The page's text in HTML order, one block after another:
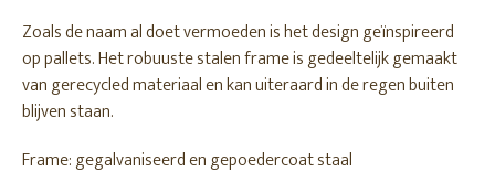
Zoals de naam al doet vermoeden is het design geïnspireerd
op pallets. Het robuuste stalen frame is gedeeltelijk gemaakt
van gerecycled materiaal en kan uiteraard in de regen buiten
blijven staan.
Frame: gegalvaniseerd en gepoedercoat staal